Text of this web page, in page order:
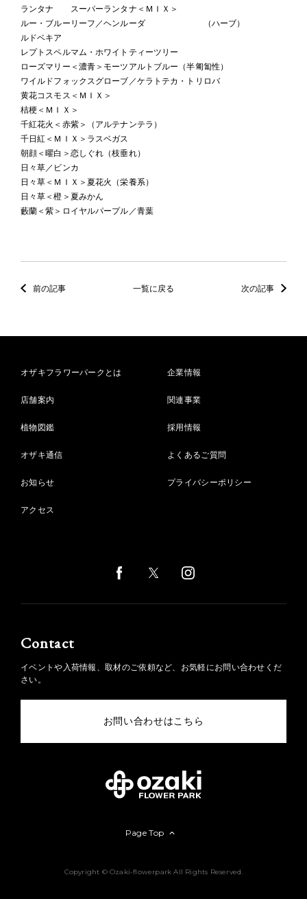
ランタナ スーパーランタナ＜ＭＩＸ＞
ルー・ブルーリーフ／ヘンルーダ （ハーブ）
ルドベキア
レプトスペルマム・ホワイトティーツリー
ローズマリー＜濃青＞モーツアルトブルー（半匍匐性）
ワイルドフォックスグローブ／ケラトテカ・トリロバ
黄花コスモス＜ＭＩＸ＞
桔梗＜ＭＩＸ＞
千紅花火＜赤紫＞（アルテナンテラ）
千日紅＜ＭＩＸ＞ラスベガス
朝顔＜曜白＞恋しぐれ（枝垂れ）
日々草／ビンカ
日々草＜ＭＩＸ＞夏花火（栄養系）
日々草＜橙＞夏みかん
藪蘭＜紫＞ロイヤルパープル／青葉
前の記事 一覧に戻る 次の記事
オザキフラワーパークとは
店舗案内
植物図鑑
オザキ通信
お知らせ
アクセス
企業情報
関連事業
採用情報
よくあるご質問
プライバシーポリシー
Contact
イベントや入荷情報、取材のご依頼など、お気軽にお問い合わせくだ
さい。
お問い合わせはこちら
Copyright © Ozaki-flowerpark All Rights Reserved.
Page Top